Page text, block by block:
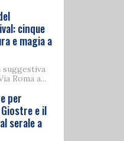
cinque
e magia a
suggestiva
Roma a...
per
e il
serale a